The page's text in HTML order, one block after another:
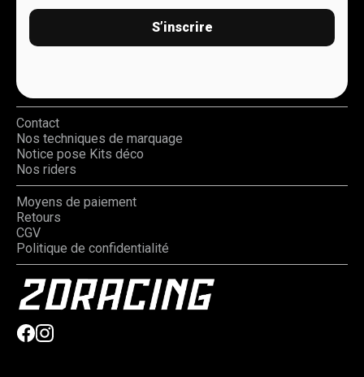
S’inscrire
Contact
Nos techniques de marquage
Notice pose Kits déco
Nos riders
Moyens de paiement
Retours
CGV
Politique de confidentialité